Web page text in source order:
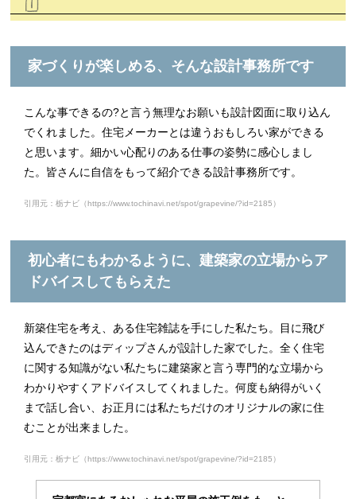
家づくりが楽しめる、そんな設計事務所です
こんな事できるの?と言う無理なお願いも設計図面に取り込ん
でくれました。住宅メーカーとは違うおもしろい家ができる
と思います。細かい心配りのある仕事の姿勢に感心しまし
た。皆さんに自信をもって紹介できる設計事務所です。
引用元：栃ナビ（https://www.tochinavi.net/spot/grapevine/?id=2185）
初心者にもわかるように、建築家の立場からア
ドバイスしてもらえた
新築住宅を考え、ある住宅雑誌を手にした私たち。目に飛び
込んできたのはディップさんが設計した家でした。全く住宅
に関する知識がない私たちに建築家と言う専門的な立場から
わかりやすくアドバイスしてくれました。何度も納得がいく
まで話し合い、お正月には私たちだけのオリジナルの家に住
むことが出来ました。
引用元：栃ナビ（https://www.tochinavi.net/spot/grapevine/?id=2185）